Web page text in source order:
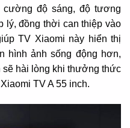
cường độ sáng, độ tương
lý, đồng thời can thiệp vào
TV Xiaomi này hiển thị
hình ảnh sống động hơn,
sẽ hài lòng khi thưởng thức
TV A 55 inch.